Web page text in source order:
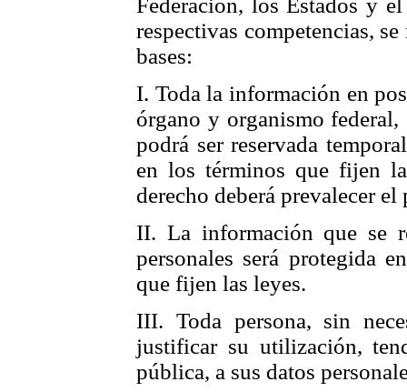
respectivas competencias,
bases:
I. Toda la información en
órgano y organismo
podrá ser reservada
en los términos que fijen
derecho deberá prevalecer
II. La información que se
personales será protegida
que fijen las leyes.
III. Toda persona, sin
justificar su utilización,
pública, a sus datos